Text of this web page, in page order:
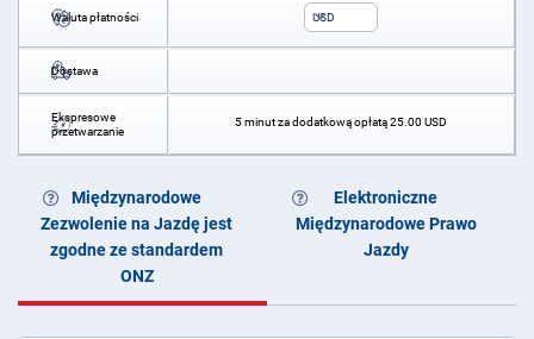
Waluta płatności USD
Dostawa
Ekspresowe
przetwarzanie
5 minut za dodatkową opłatą25.00 USD
Międzynarodowe
Zezwolenie na Jazdę jest
zgodne ze standardem
ONZ
Elektroniczne
Międzynarodowe Prawo
Jazdy